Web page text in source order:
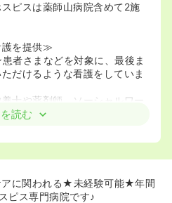
ピスは薬師山病院含めて2施
護を提供≫
者さまなどを対象に、最後ま
だけるような看護をしていま
士や薬剤師、ソーシャルワー
スタッフが1つのチームとなり
えられるように努力していま
読む
に関われる★未経験可能★年間
ス専門病院です♪